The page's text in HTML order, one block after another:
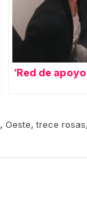
‘Red de
, Oeste,trece rosas,